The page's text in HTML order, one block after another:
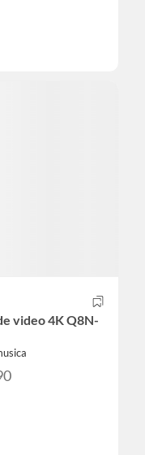
video 4K Q8N-